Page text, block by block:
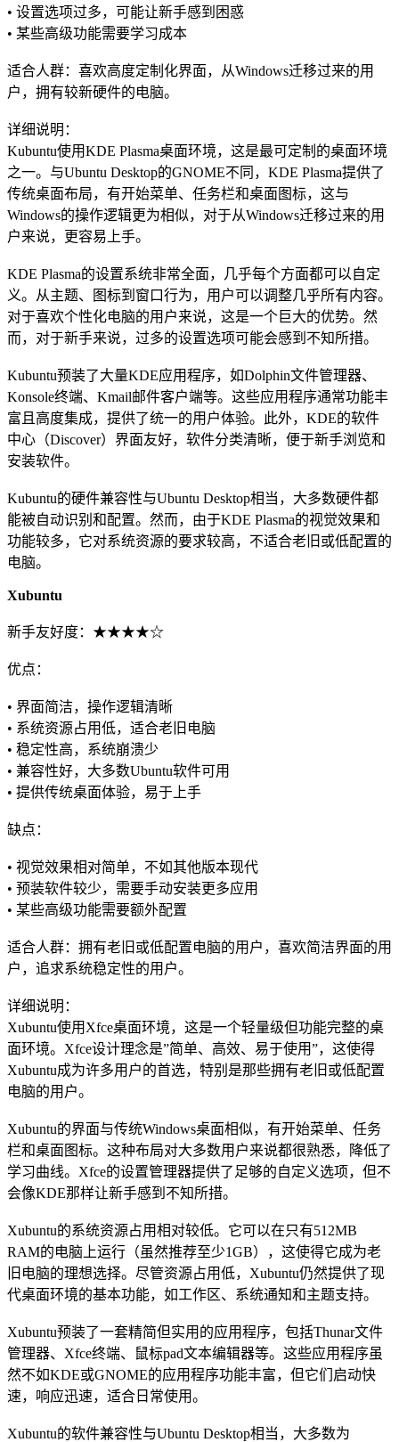
• 设置选项过多，可能让新手感到困惑
• 某些高级功能需要学习成本
适合人群：喜欢高度定制化界面，从Windows迁移过来的用
户，拥有较新硬件的电脑。
详细说明：
Kubuntu使用KDE Plasma桌面环境，这是最可定制的桌面环境
之一。与Ubuntu Desktop的GNOME不同，KDE Plasma提供了
传统桌面布局，有开始菜单、任务栏和桌面图标，这与
Windows的操作逻辑更为相似，对于从Windows迁移过来的用
户来说，更容易上手。
KDE Plasma的设置系统非常全面，几乎每个方面都可以自定
义。从主题、图标到窗口行为，用户可以调整几乎所有内容。
对于喜欢个性化电脑的用户来说，这是一个巨大的优势。然
而，对于新手来说，过多的设置选项可能会感到不知所措。
Kubuntu预装了大量KDE应用程序，如Dolphin文件管理器、
Konsole终端、Kmail邮件客户端等。这些应用程序通常功能丰
富且高度集成，提供了统一的用户体验。此外，KDE的软件
中心（Discover）界面友好，软件分类清晰，便于新手浏览和
安装软件。
Kubuntu的硬件兼容性与Ubuntu Desktop相当，大多数硬件都
能被自动识别和配置。然而，由于KDE Plasma的视觉效果和
功能较多，它对系统资源的要求较高，不适合老旧或低配置的
电脑。
Xubuntu
新手友好度：★★★★☆
优点：
• 界面简洁，操作逻辑清晰
• 系统资源占用低，适合老旧电脑
• 稳定性高，系统崩溃少
• 兼容性好，大多数Ubuntu软件可用
• 提供传统桌面体验，易于上手
缺点：
• 视觉效果相对简单，不如其他版本现代
• 预装软件较少，需要手动安装更多应用
• 某些高级功能需要额外配置
适合人群：拥有老旧或低配置电脑的用户，喜欢简洁界面的用
户，追求系统稳定性的用户。
详细说明：
Xubuntu使用Xfce桌面环境，这是一个轻量级但功能完整的桌
面环境。Xfce设计理念是”简单、高效、易于使用”，这使得
Xubuntu成为许多用户的首选，特别是那些拥有老旧或低配置
电脑的用户。
Xubuntu的界面与传统Windows桌面相似，有开始菜单、任务
栏和桌面图标。这种布局对大多数用户来说都很熟悉，降低了
学习曲线。Xfce的设置管理器提供了足够的自定义选项，但不
会像KDE那样让新手感到不知所措。
Xubuntu的系统资源占用相对较低。它可以在只有512MB
RAM的电脑上运行（虽然推荐至少1GB），这使得它成为老
旧电脑的理想选择。尽管资源占用低，Xubuntu仍然提供了现
代桌面环境的基本功能，如工作区、系统通知和主题支持。
Xubuntu预装了一套精简但实用的应用程序，包括Thunar文件
管理器、Xfce终端、鼠标pad文本编辑器等。这些应用程序虽
然不如KDE或GNOME的应用程序功能丰富，但它们启动快
速，响应迅速，适合日常使用。
Xubuntu的软件兼容性与Ubuntu Desktop相当，大多数为